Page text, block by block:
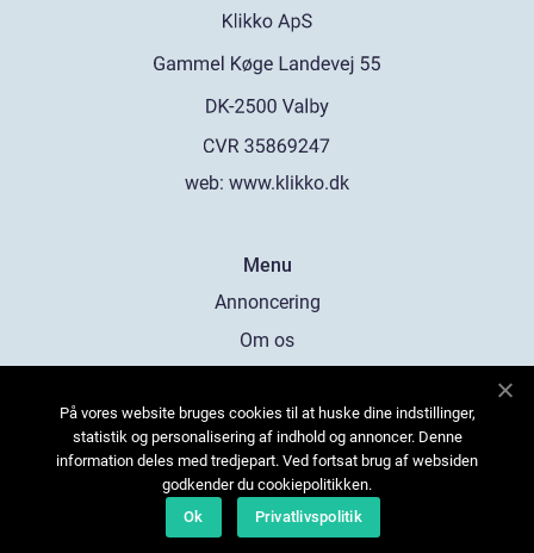
web: www.klikko.dk
Menu
Annoncering
Om os
Kontakt os
Sitemap
På vores website bruges cookies til at huske dine indstillinger,
statistik og personalisering af indhold og annoncer. Denne
information deles med tredjepart. Ved fortsat brug af websiden
godkender du cookiepolitikken.
Ok
Privatlivspolitik